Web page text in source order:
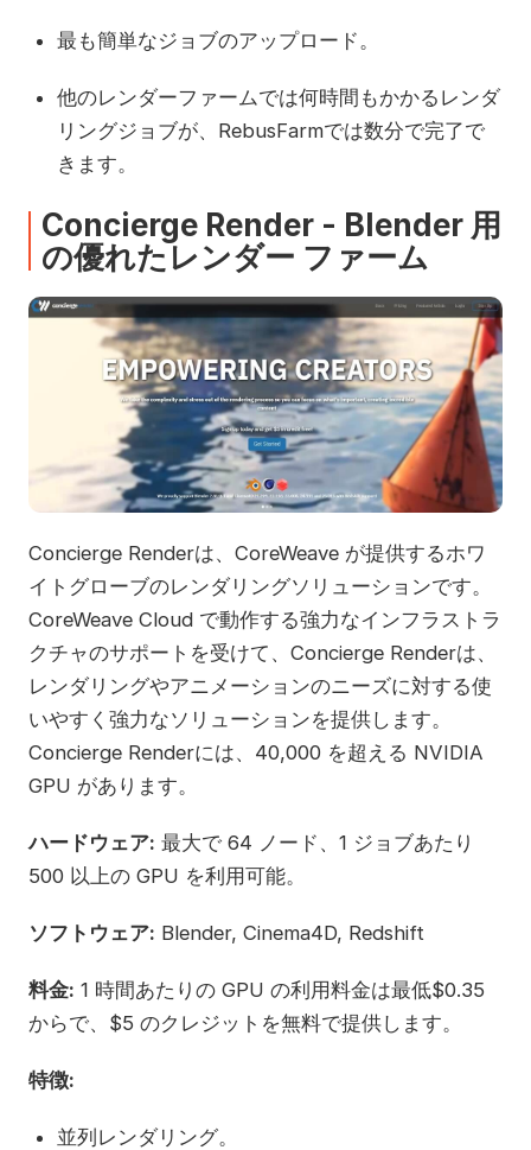
最も簡単なジョブのアップロード。
他のレンダーファームでは何時間もかかるレンダ
リングジョブが、RebusFarmでは数分で完了で
きます。
Concierge Render - Blender 用
の優れたレンダー ファーム
Concierge Renderは、CoreWeave が提供するホワ
イトグローブのレンダリングソリューションです。
CoreWeave Cloud で動作する強力なインフラストラ
クチャのサポートを受けて、Concierge Renderは、
レンダリングやアニメーションのニーズに対する使
いやすく強力なソリューションを提供します。
Concierge Renderには、40,000 を超える NVIDIA
GPU があります。
ハードウェア: 最大で 64 ノード、1 ジョブあたり
500 以上の GPU を利用可能。
ソフトウェア: Blender, Cinema4D, Redshift
料金: 1 時間あたりの GPU の利用料金は最低$0.35
からで、$5 のクレジットを無料で提供します。
特徴:
並列レンダリング。